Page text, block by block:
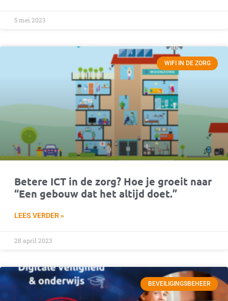
5 mei 2023
WIFI IN DE ZORG
Betere ICT in de zorg? Hoe je groeit naar
“Een gebouw dat het altijd doet.”
LEES VERDER »
28 april 2023
BEVEILIGINGSBEHEER